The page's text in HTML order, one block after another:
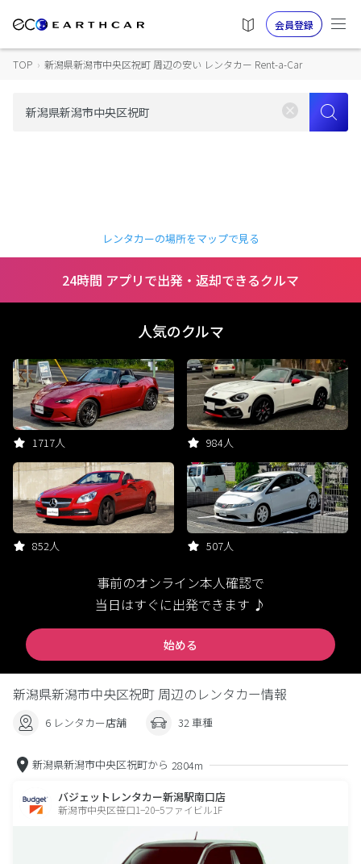
会員登録
TOP › 新潟県新潟市中央区祝町 周辺の安い レンタカー Rent-a-Car
レンタカーの場所をマップで見る
24時間 アプリで出発・返却できるクルマ
人気のクルマ
1717人 984人
852人 507人
事前のオンライン本人確認で
当日はすぐに出発できます ♪
始める
新潟県新潟市中央区祝町 周辺のレンタカー情報
6 レンタカー店舗 32 車種
新潟県新潟市中央区祝町から 2804m
バジェットレンタカー新潟駅南口店
新潟市中央区笹口1−20−5ファイビル1F